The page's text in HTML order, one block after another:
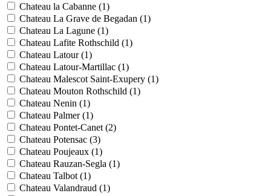
Chateau la Cabanne (1)
Chateau La Grave de Begadan (1)
Chateau La Lagune (1)
Chateau Lafite Rothschild (1)
Chateau Latour (1)
Chateau Latour-Martillac (1)
Chateau Malescot Saint-Exupery (1)
Chateau Mouton Rothschild (1)
Chateau Nenin (1)
Chateau Palmer (1)
Chateau Pontet-Canet (2)
Chateau Potensac (3)
Chateau Poujeaux (1)
Chateau Rauzan-Segla (1)
Chateau Talbot (1)
Chateau Valandraud (1)